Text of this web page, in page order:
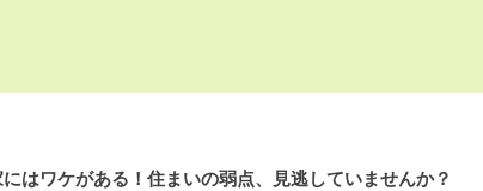
はワケがある！住まいの弱点、見逃していませんか？